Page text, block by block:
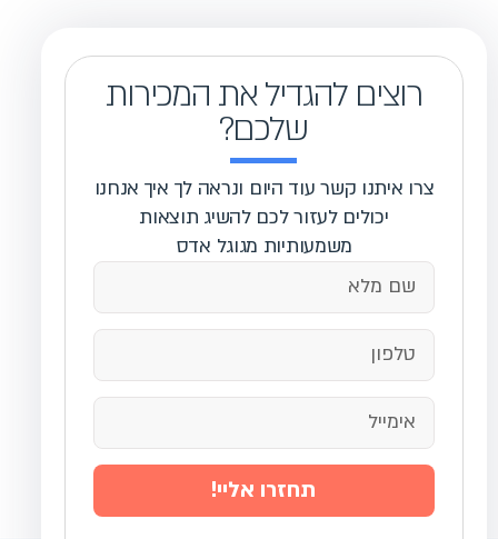
רוצים להגדיל את המכירות
שלכם?
צרו איתנו קשר עוד היום ונראה לך איך אנחנו
יכולים לעזור לכם להשיג תוצאות
משמעותיות מגוגל אדס
תחזרו אליי!